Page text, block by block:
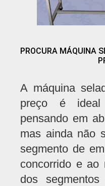
PROCURA MÁQUINA
A máquina
preço é
pensando em
mas ainda não
segmento de
concorrido e ao
dos